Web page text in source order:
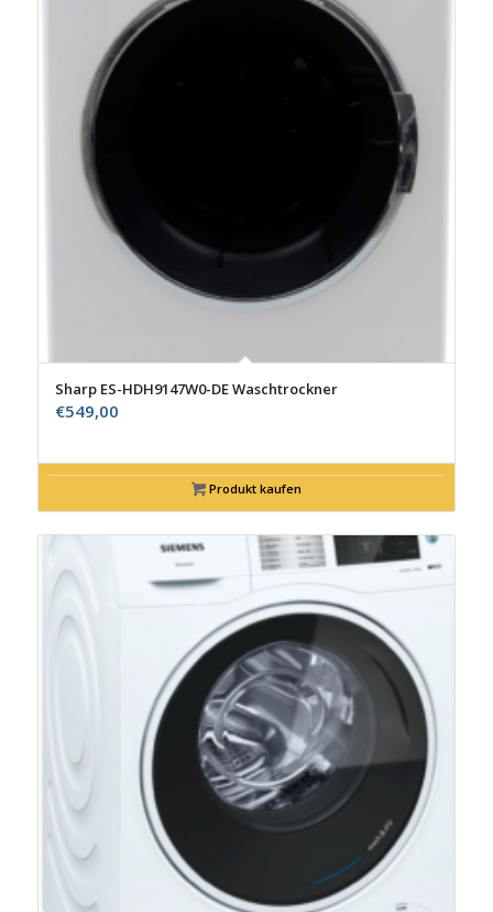
Sharp ES-HDH9147W0-DE Waschtrockner
€549,00
Produkt kaufen